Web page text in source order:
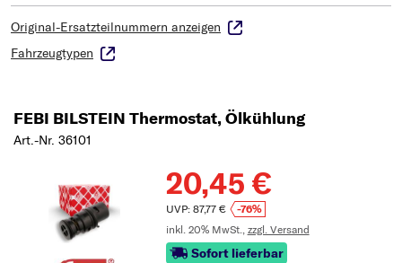
Original-Ersatzteilnummern anzeigen
Fahrzeugtypen
FEBI BILSTEIN Thermostat, Ölkühlung
Art.-Nr. 36101
20,45 €
UVP: 87,77 €
-76%
inkl. 20% MwSt., zzgl. Versand
Sofort lieferbar